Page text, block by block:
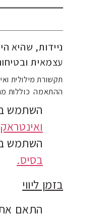
ניידות, שהיא
עצמאית
תקשורת מילולית
ההתאמה כוללות
השתמש
השתמש
בסיס.
בזמן ליווי
התאם